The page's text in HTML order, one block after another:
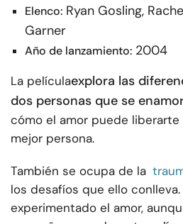
Elenco: Ryan Gosling,
Garner
Año de lanzamiento: 2004
La películaexplora las
dos personas que se
cómo el amor puede
mejor persona.
También se ocupa de la
los desafíos que ello conlleva.
experimentado el amor,